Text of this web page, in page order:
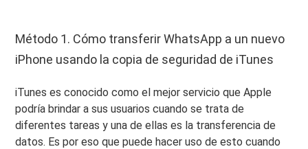
Método 1. Cómo transferir WhatsApp a un nuevo
iPhone usando la copia de seguridad de iTunes
iTunes es conocido como el mejor servicio que Apple
podría brindar a sus usuarios cuando se trata de
diferentes tareas y una de ellas es la transferencia de
datos. Es por eso que puede hacer uso de esto cuando